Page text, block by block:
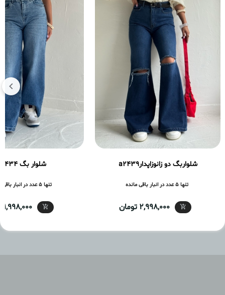
شلواربگ دو زانوزاپدارa2439
تنها 5 عدد در انبار باقی مانده
2,998,000 تومان
شلوار بگ a2434
تنها 5 عدد در انبار باقی مانده
1,998,000 تومان